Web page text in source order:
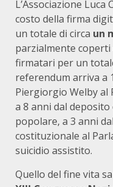
L’Associazione Luca
costo della firma
un totale di circa un
parzialmente
firmatari per un
referendum arriva a
Piergiorgio Welby al
a 8 anni dal
popolare, a 3 anni
costituzionale al
suicidio assistito.
Quello del fine vita